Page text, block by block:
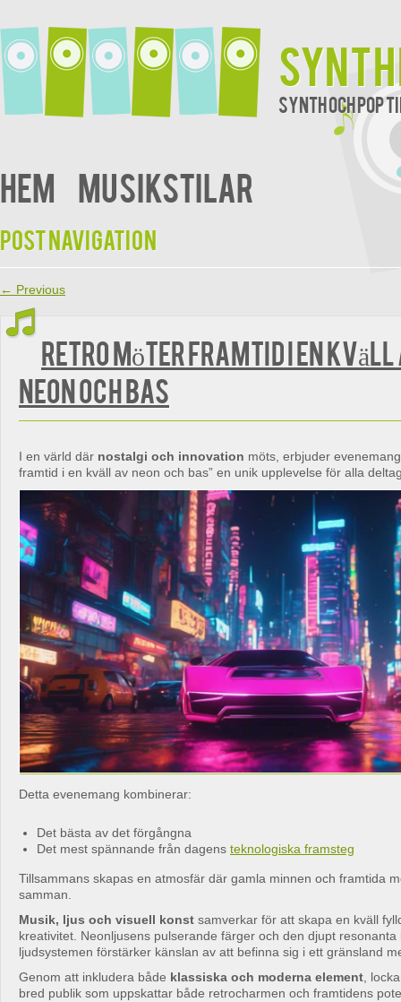
Synth och pop
Hem Musikstilar
Post navigation
← Previous
Retro möter framtid i en kväll
neon och bas
I en värld där nostalgi och innovation möts, erbjuder
framtid i en kväll av neon och bas” en unik upplevelse för alla
Detta evenemang kombinerar:
Det bästa av det förgångna
Det mest spännande från dagens teknologiska framsteg
Tillsammans skapas en atmosfär där gamla minnen och framtida
samman.
Musik, ljus och visuell konst samverkar för att skapa en kväll
kreativitet. Neonljusens pulserande färger och den djupt resonanta
ljudsystemen förstärker känslan av att befinna sig i ett gränsland
Genom att inkludera både klassiska och moderna element,
bred publik som uppskattar både retrocharmen och framtidens